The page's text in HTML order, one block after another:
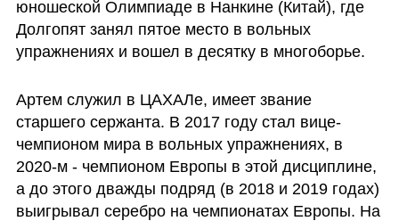
юношеской Олимпиаде в Нанкине (Китай), где
Долгопят занял пятое место в вольных
упражнениях и вошел в десятку в многоборье.
Артем служил в ЦАХАЛе, имеет звание
старшего сержанта. В 2017 году стал вице-
чемпионом мира в вольных упражнениях, в
2020-м - чемпионом Европы в этой дисциплине,
а до этого дважды подряд (в 2018 и 2019 годах)
выигрывал серебро на чемпионатах Европы. На